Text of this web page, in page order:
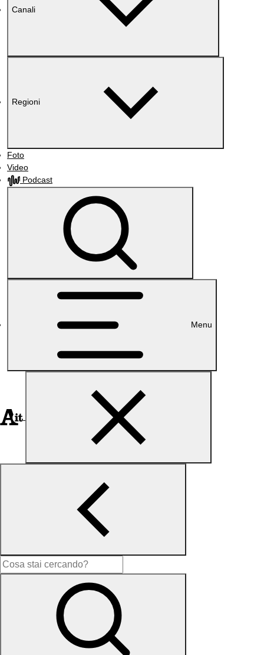
Canali
Regioni
Foto
Video
Podcast
Menu